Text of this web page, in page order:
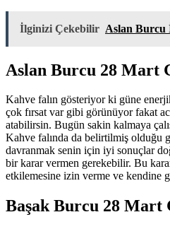
İlginizi Çekebilir Aslan Burcu
Aslan Burcu 28 Mart
Kahve falın gösteriyor ki güne
çok fırsat var gibi görünüyor fakat
atabilirsin. Bugün sakin kalmaya
Kahve falında da belirtilmiş olduğu
davranmak senin için iyi sonuçlar
bir karar vermen gerekebilir. Bu
etkilemesine izin verme ve kendine
Başak Burcu 28 Mart